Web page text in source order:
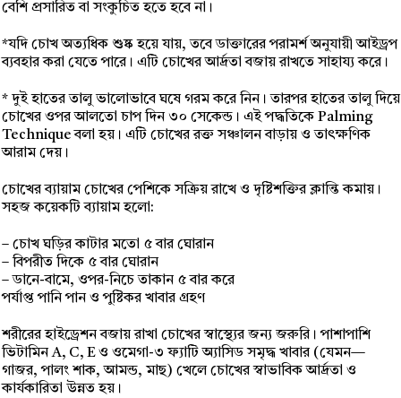
বেশি প্রসারিত বা সংকুচিত হতে হবে না।
*যদি চোখ অত্যধিক শুষ্ক হয়ে যায়, তবে ডাক্তারের পরামর্শ অনুযায়ী আইড্রপ
ব্যবহার করা যেতে পারে। এটি চোখের আর্দ্রতা বজায় রাখতে সাহায্য করে।
* দুই হাতের তালু ভালোভাবে ঘষে গরম করে নিন। তারপর হাতের তালু দিয়ে
চোখের ওপর আলতো চাপ দিন ৩০ সেকেন্ড। এই পদ্ধতিকে Palming
Technique বলা হয়। এটি চোখের রক্ত সঞ্চালন বাড়ায় ও তাৎক্ষণিক
আরাম দেয়।
চোখের ব্যায়াম চোখের পেশিকে সক্রিয় রাখে ও দৃষ্টিশক্তির ক্লান্তি কমায়।
সহজ কয়েকটি ব্যায়াম হলো:
– চোখ ঘড়ির কাটার মতো ৫ বার ঘোরান
– বিপরীত দিকে ৫ বার ঘোরান
– ডানে-বামে, ওপর-নিচে তাকান ৫ বার করে
পর্যাপ্ত পানি পান ও পুষ্টিকর খাবার গ্রহণ
শরীরের হাইড্রেশন বজায় রাখা চোখের স্বাস্থ্যের জন্য জরুরি। পাশাপাশি
ভিটামিন A, C, E ও ওমেগা-৩ ফ্যাটি অ্যাসিড সমৃদ্ধ খাবার (যেমন—
গাজর, পালং শাক, আমন্ড, মাছ) খেলে চোখের স্বাভাবিক আর্দ্রতা ও
কার্যকারিতা উন্নত হয়।